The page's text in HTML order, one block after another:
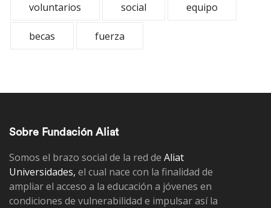
voluntarios social equipo
becas fuerza
Sobre Fundación Aliat
Somos el brazo social de la red de Aliat
Universidades, el cual nace con la finalidad de
ampliar el acceso a la educación a jóvenes en
condiciones de vulnerabilidad e impulsar así la